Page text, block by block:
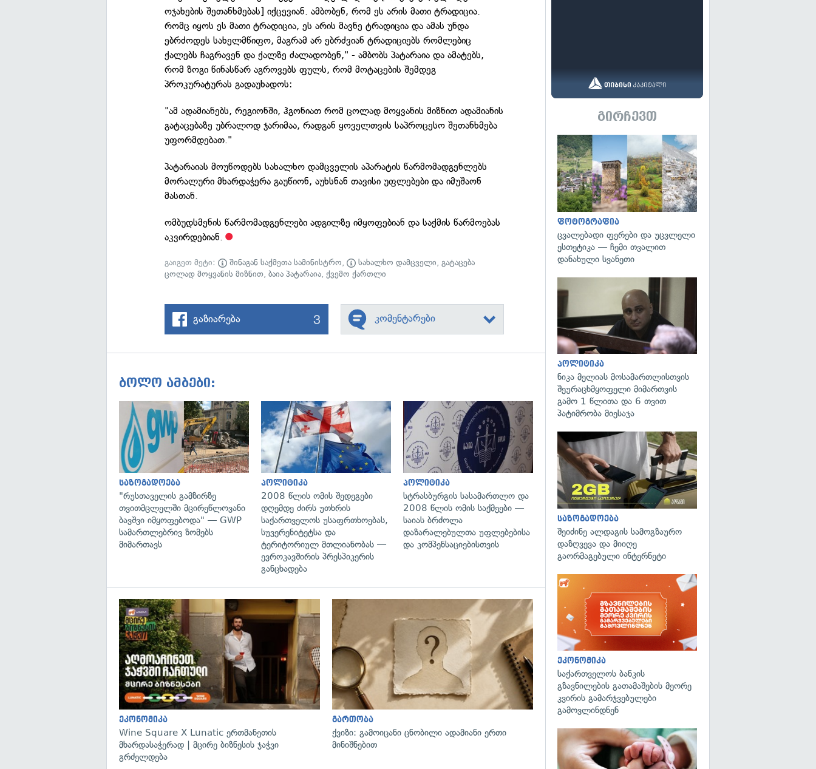
ოჯახების შეთანხმებას] იქცევიან. ამბობენ, რომ ეს არის მათი ტრადიცია.
რომც იყოს ეს მათი ტრადიცია, ეს არის მავნე ტრადიცია და ამას უნდა
ებრძოდეს სახელმწიფო, მაგრამ არ ებრძვიან ტრადიციებს რომლებიც
ქალებს ჩაგრავენ და ქალზე ძალადობენ," - ამბობს პატარაია და ამატებს,
რომ ზოგი წინასწარ აგროვებს ფულს, რომ მოტაცების შემდეგ
პროკურატურას გადაუხადოს:
"ამ ადამიანებს, რეგიონში, ჰგონიათ რომ ცოლად მოყვანის მიზნით ადამიანის
გატაცებაზე უბრალოდ ჯარიმაა, რადგან ყოველთვის საპროცესო შეთანხმება
უფორმდებათ."
პატარაიას მოუწოდებს სახალხო დამცველის აპარატის წარმომადგენლებს
მორალური მხარდაჭერა გაუწიონ, აუხსნან თავისი უფლებები და იმუშაონ
მასთან.
ომბუდსმენის წარმომადგენლები ადგილზე იმყოფებიან და საქმის წარმოებას
აკვირდებიან.
გაიგეთ მეტი: შინაგან საქმეთა სამინისტრო, სახალხო დამცველი,გატაცება
ცოლად მოყვანის მიზნით,ბაია პატარაია,ქვემო ქართლი
გაზიარება 3 კომენტარები
ბოლო ამბები:
გადახედვა
საზოგადოება
"რუსთაველის გამზირზე
თვითმცლელში მცირეწლოვანი
ბავშვი იმყოფებოდა" — GWP
სამართლებრივ ზომებს
მიმართავს
გადახედვა
პოლიტიკა
2008 წლის ომის შედეგები
დღემდე ძირს უთხრის
საქართველოს უსაფრთხოებას,
სუვერენიტეტსა და
ტერიტორიულ მთლიანობას —
ევროკავშირის პრესპიკერის
განცხადება
გადახედვა
პოლიტიკა
სტრასბურგის სასამართლო და
2008 წლის ომის საქმეები —
საიას ბრძოლა
დაზარალებულთა უფლებებისა
და კომპენსაციებისთვის
ეკონომიკა
Wine Square X Lunatic ერთმანეთის
მხარდასაჭერად | მცირე ბიზნესის ჯაჭვი
გრძელდება
გართობა
ქვიზი: გამოიცანი ცნობილი ადამიანი ერთი
მინიშნებით
გირჩევთ
ფოტოგრაფია
ცვალებადი ფერები და უცვლელი
ესთეტიკა — ჩემი თვალით
დანახული სვანეთი
პოლიტიკა
ნიკა მელიას მოსამართლისთვის
შეურაცხმყოფელი მიმართვის
გამო 1 წლითა და 6 თვით
პატიმრობა მიესაჯა
საზოგადოება
შეიძინე ალდაგის სამოგზაურო
დაზღვევა და მიიღე
გაორმაგებული ინტერნეტი
ეკონომიკა
საქართველოს ბანკის
გზავნილების გათამაშების მეორე
კვირის გამარჯვებულები
გამოვლინდნენ